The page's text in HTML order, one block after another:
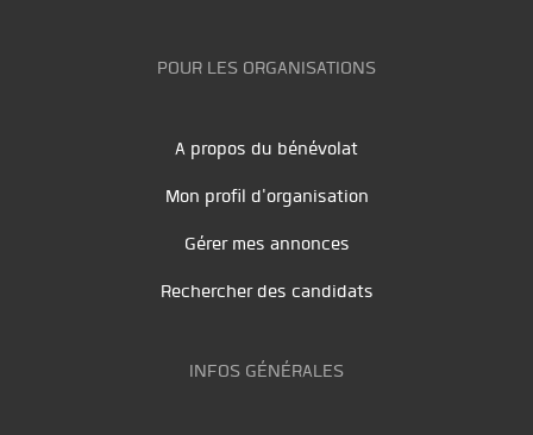
POUR LES ORGANISATIONS
A propos du bénévolat
Mon profil d'organisation
Gérer mes annonces
Rechercher des candidats
INFOS GÉNÉRALES